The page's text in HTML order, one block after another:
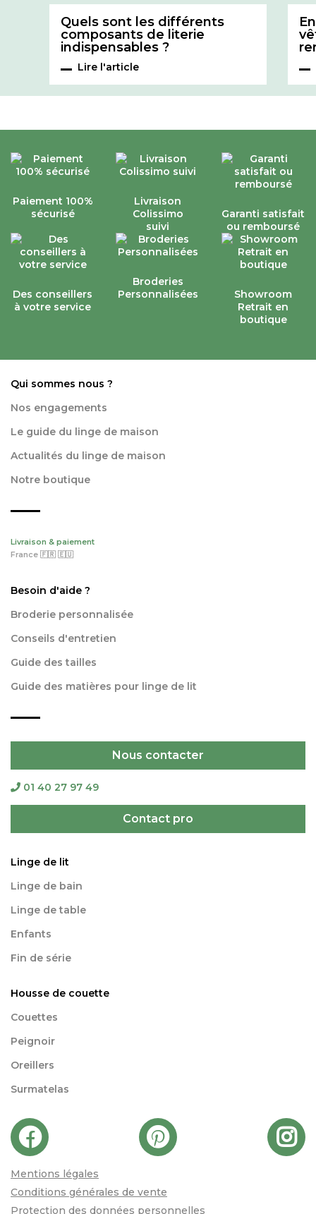
Quels sont les différents
composants de literie
indispensables ?
Lire l'article
Paiement 100%
sécurisé
Livraison
Colissimo
suivi
Garanti satisfait
ou remboursé
Des conseillers
à votre service
Broderies
Personnalisées
Showroom
Retrait en
boutique
Qui sommes nous ?
Nos engagements
Le guide du linge de maison
Actualités du linge de maison
Notre boutique
Livraison & paiement
France 🇫🇷 🇪🇺
Besoin d'aide ?
Broderie personnalisée
Conseils d'entretien
Guide des tailles
Guide des matières pour linge de lit
Nous contacter
01 40 27 97 49
Contact pro
Linge de lit
Linge de bain
Linge de table
Enfants
Fin de série
Housse de couette
Couettes
Peignoir
Oreillers
Surmatelas
Mentions légales
Conditions générales de vente
Protection des données personnelles